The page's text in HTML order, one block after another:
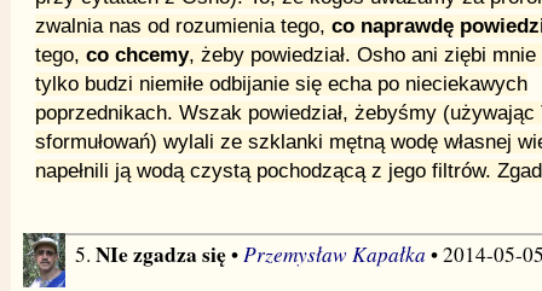
zwalnia nas od rozumienia tego, co naprawdę
tego, co chcemy, żeby powiedział. Osho ani ziębi
tylko budzi niemiłe odbijanie się echa po nieciekawych
poprzednikach. Wszak powiedział, żebyśmy (używając
sformułowań) wylali ze szklanki mętną wodę własnej
napełnili ją wodą czystą pochodzącą z jego filtrów.
5. NIe zgadza się• Przemysław Kapałka • 2014-05-